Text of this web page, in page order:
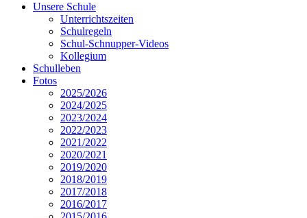
Unsere Schule
Unterrichtszeiten
Schulregeln
Schul-Schnupper-Videos
Kollegium
Schulleben
Fotos
2025/2026
2024/2025
2023/2024
2022/2023
2021/2022
2020/2021
2019/2020
2018/2019
2017/2018
2016/2017